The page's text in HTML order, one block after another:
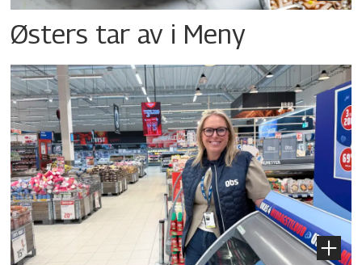
Østers tar av i Meny